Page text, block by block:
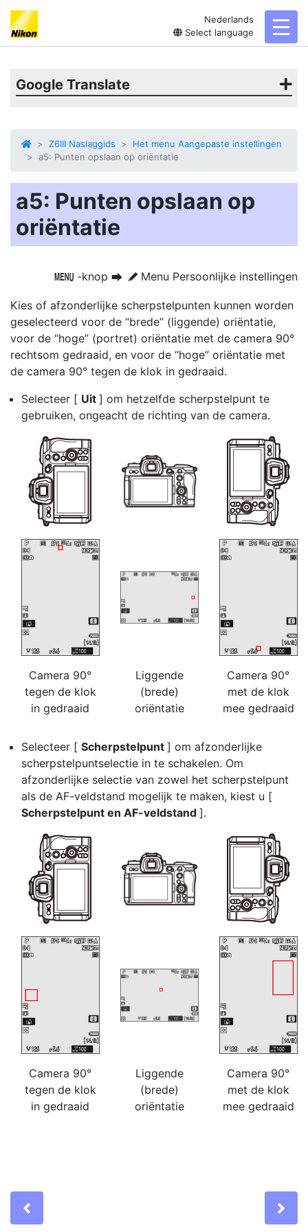
Nederlands
Select language
Google Translate
Z6III Naslaggids
Het menu Aangepaste instellingen
a5: Punten opslaan op oriëntatie
a5: Punten opslaan op
oriëntatie
G -knop U A Menu Persoonlijke instellingen
Kies of afzonderlijke scherpstelpunten kunnen worden
geselecteerd voor de “brede” (liggende) oriëntatie,
voor de “hoge” (portret) oriëntatie met de camera 90°
rechtsom gedraaid, en voor de “hoge” oriëntatie met
de camera 90° tegen de klok in gedraaid.
Selecteer [ Uit ] om hetzelfde scherpstelpunt te
gebruiken, ongeacht de richting van de camera.
Camera 90°
tegen de klok
in gedraaid
Liggende
(brede)
oriëntatie
Camera 90°
met de klok
mee gedraaid
Selecteer [ Scherpstelpunt ] om afzonderlijke
scherpstelpuntselectie in te schakelen. Om
afzonderlijke selectie van zowel het scherpstelpunt
als de AF-veldstand mogelijk te maken, kiest u [
Scherpstelpunt en AF-veldstand ].
Camera 90°
tegen de klok
in gedraaid
Liggende
(brede)
oriëntatie
Camera 90°
met de klok
mee gedraaid